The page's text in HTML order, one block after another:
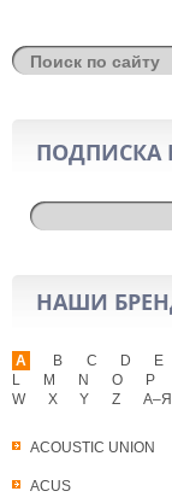
ПОДПИСКА
НАШИ
A
ACOUSTIC UNION
ACUS
B C D E
L
M N O P
W
X Y Z А–Я